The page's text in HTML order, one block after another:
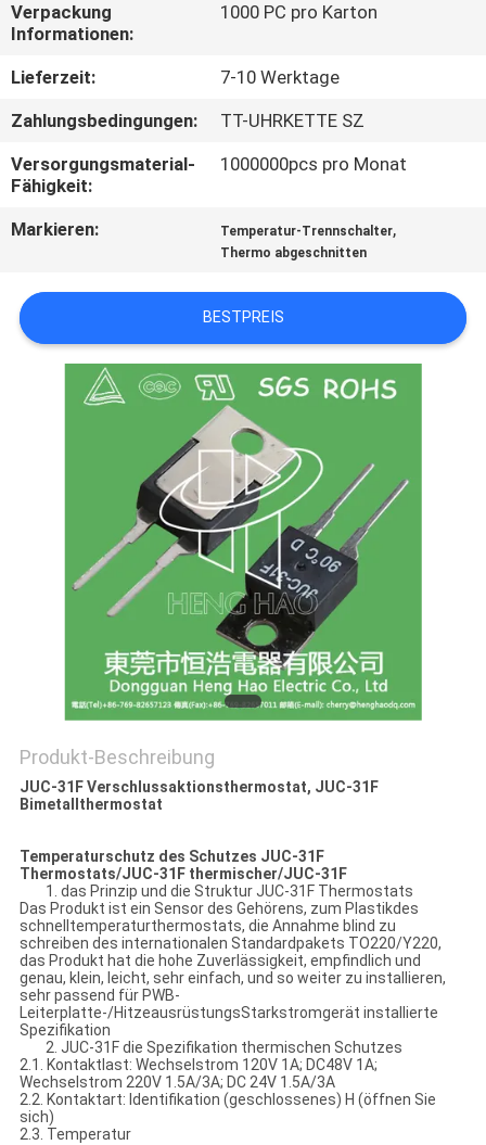
QUALITÄTSKONTROLLE
NACHRICHTEN
ALLE
SITEMAP
PRIVACY
Verpackung
Informationen:
1000 PC pro Karton
Lieferzeit:
7-10 Werktage
Zahlungsbedingungen:
TT-UHRKETTE SZ
Versorgungsmaterial-
Fähigkeit:
1000000pcs pro Monat
Markieren: Temperatur-Trennschalter,
Thermo abgeschnitten
BESTPREIS
Produkt-Beschreibung
JUC-31F Verschlussaktionsthermostat, JUC-31F
Bimetallthermostat
Temperaturschutz des Schutzes JUC-31F
Thermostats/JUC-31F thermischer/JUC-31F
1. das Prinzip und die Struktur JUC-31F Thermostats
Das Produkt ist ein Sensor des Gehörens, zum Plastikdes
schnelltemperaturthermostats, die Annahme blind zu
schreiben des internationalen Standardpakets TO220/Y220,
das Produkt hat die hohe Zuverlässigkeit, empfindlich und
genau, klein, leicht, sehr einfach, und so weiter zu installieren,
sehr passend für PWB-
Leiterplatte-/HitzeausrüstungsStarkstromgerät installierte
Spezifikation
2. JUC-31F die Spezifikation thermischen Schutzes
2.1. Kontaktlast: Wechselstrom 120V 1A; DC48V 1A;
Wechselstrom 220V 1.5A/3A; DC 24V 1.5A/3A
2.2. Kontaktart: Identifikation (geschlossenes) H (öffnen Sie
sich)
2.3. Temperatur